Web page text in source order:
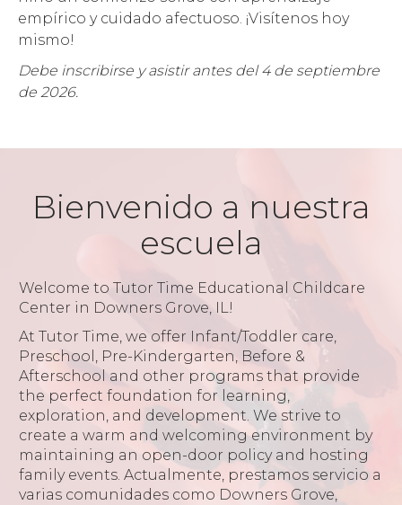
empírico y cuidado afectuoso. ¡Visítenos hoy
mismo!
Debe inscribirse y asistir antes del 4 de septiembre
de 2026.
Bienvenido a nuestra
escuela
Welcome to Tutor Time Educational Childcare
Center in Downers Grove, IL!
At Tutor Time, we offer Infant/Toddler care,
Preschool, Pre-Kindergarten, Before &
Afterschool and other programs that provide
the perfect foundation for learning,
exploration, and development. We strive to
create a warm and welcoming environment by
maintaining an open-door policy and hosting
family events. Actualmente, prestamos servicio a
varias comunidades como Downers Grove,